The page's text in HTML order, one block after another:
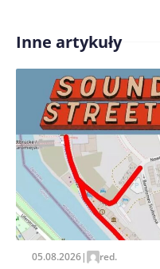
Treść komentarza*
Zapamiętaj moje
pisania kolejnych
Inne artykuły
05.08.2026| red.